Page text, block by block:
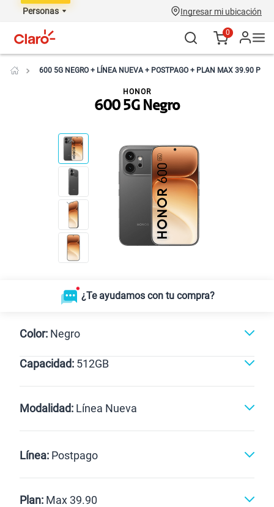
Personas Ingresar mi ubicación
0
600 5G NEGRO + LÍNEA NUEVA + POSTPAGO + PLAN MAX 39.90 P
600 5G Negro
HONOR
¿Te ayudamos con tu compra?
Color: Negro
Naranja
Capacidad: 512GB
512GB
Modalidad: Línea Nueva
Renovación Celular liberado
Línea: Postpago
Postpago
Plan: Max 39.90